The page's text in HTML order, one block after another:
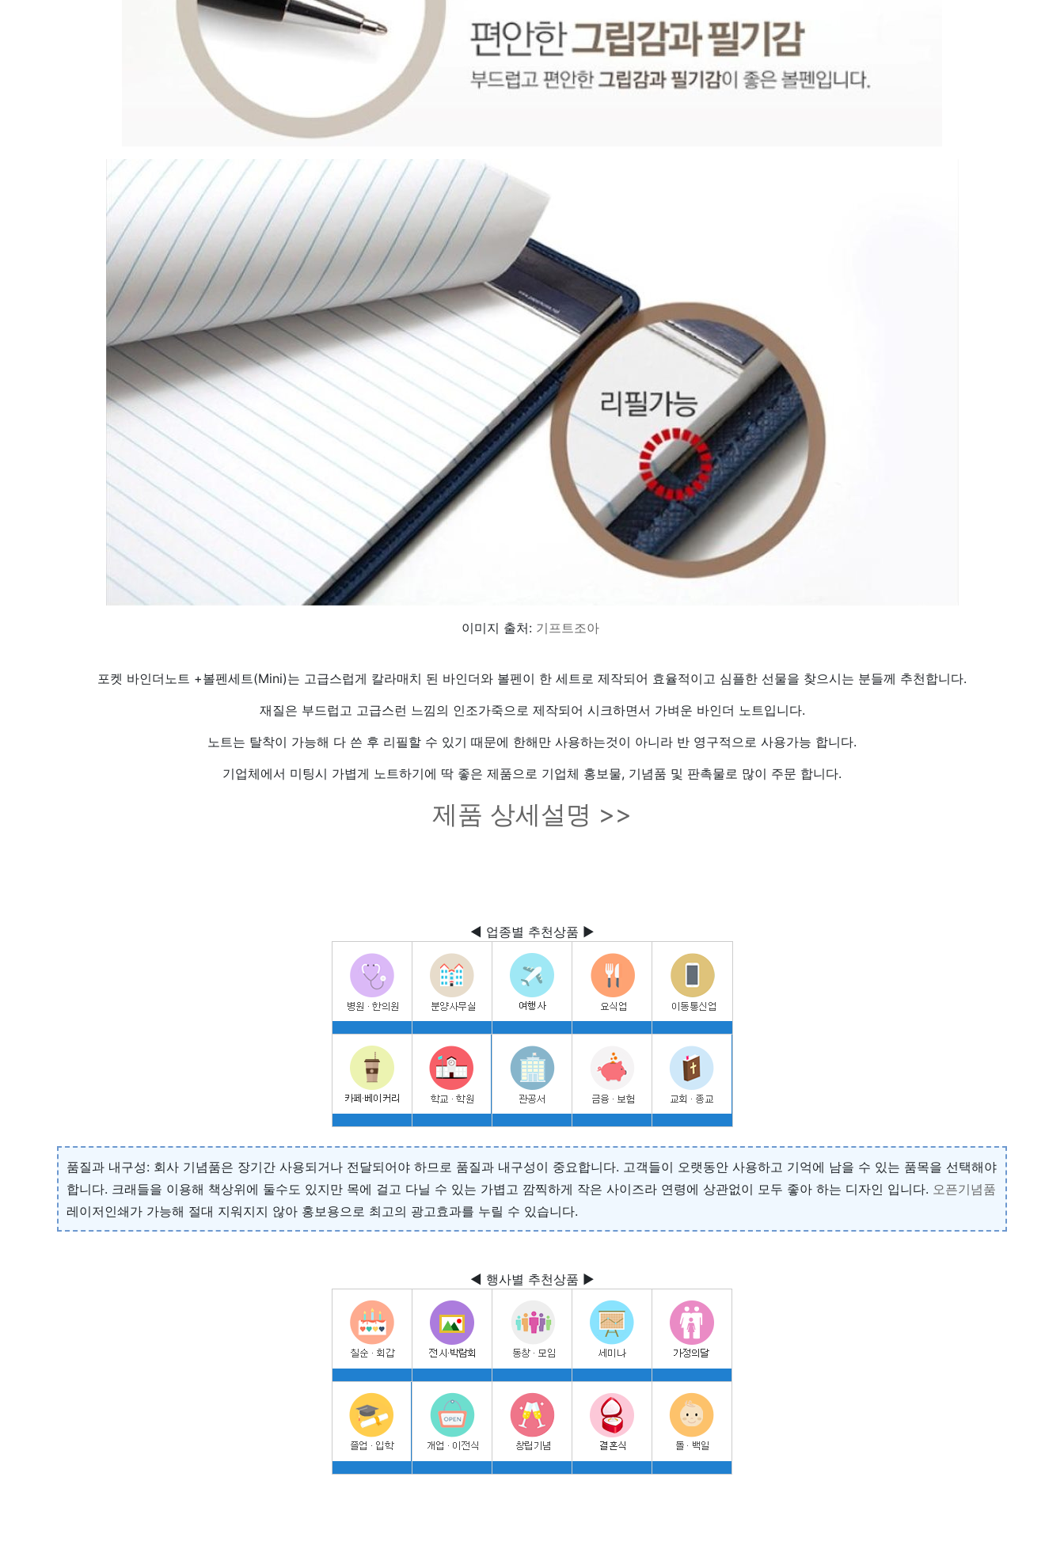
이미지 출처: 기프트조아
포켓 바인더노트 +볼펜세트(Mini)는 고급스럽게 칼라매치 된 바인더와 볼펜이 한 세트로 제작되어 효율적이고 심플한 선물을 찾으시는 분들께 추천합니다.
재질은 부드럽고 고급스런 느낌의 인조가죽으로 제작되어 시크하면서 가벼운 바인더 노트입니다.
노트는 탈착이 가능해 다 쓴 후 리필할 수 있기 때문에 한해만 사용하는것이 아니라 반 영구적으로 사용가능 합니다.
기업체에서 미팅시 가볍게 노트하기에 딱 좋은 제품으로 기업체 홍보물, 기념품 및 판촉물로 많이 주문 합니다.
제품 상세설명 >>
◀ 업종별 추천상품 ▶
품질과 내구성: 회사 기념품은 장기간 사용되거나 전달되어야 하므로 품질과 내구성이 중요합니다. 고객들이 오랫동안 사용하고 기억에 남을 수 있는 품목을 선택해야
합니다. 크래들을 이용해 책상위에 둘수도 있지만 목에 걸고 다닐 수 있는 가볍고 깜찍하게 작은 사이즈라 연령에 상관없이 모두 좋아 하는 디자인 입니다. 오픈기념품
레이저인쇄가 가능해 절대 지워지지 않아 홍보용으로 최고의 광고효과를 누릴 수 있습니다.
◀ 행사별 추천상품 ▶